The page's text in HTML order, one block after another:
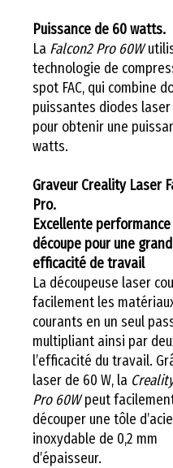
Puissance de 60 watts.
La Falcon2 Pro 60W
technologie de
spot FAC, qui combine
puissantes diodes laser
pour obtenir une
watts.
Graveur Creality Laser
Pro.
Excellente
découpe pour une
efficacité de travail
La découpeuse laser
facilement les
courants en un seul
multipliant ainsi par
l’efficacité du travail.
laser de 60 W, la
Pro 60Wpeut
découper une tôle
inoxydable de 0,2 mm
d’épaisseur.